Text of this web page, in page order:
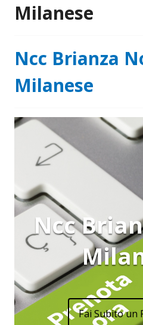
Milanese
Ncc Brianza
Milanese
Ncc
Fai Subito un